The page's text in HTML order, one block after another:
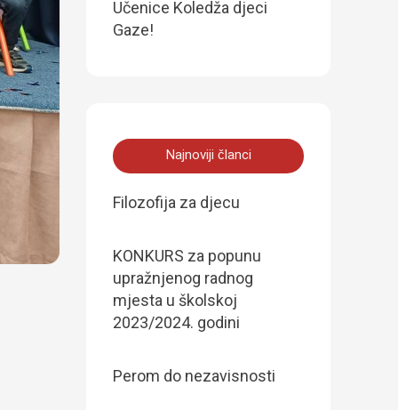
Učenice Koledža djeci
Gaze!
Najnoviji članci
Filozofija za djecu
KONKURS za popunu
upražnjenog radnog
mjesta u školskoj
2023/2024. godini
Perom do nezavisnosti